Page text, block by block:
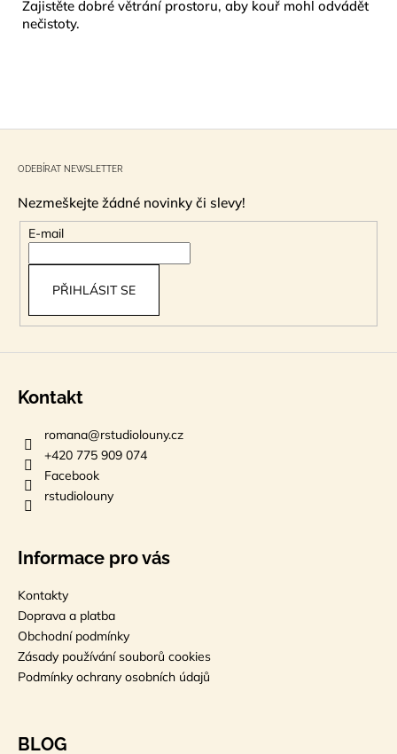
Zajistěte dobré větrání prostoru, aby kouř mohl odvádět
nečistoty.
ODEBÍRAT NEWSLETTER
Nezmeškejte žádné novinky či slevy!
E-mail
PŘIHLÁSIT SE
Kontakt
romana@rstudiolouny.cz
+420 775 909 074
Facebook
rstudiolouny
Informace pro vás
Kontakty
Doprava a platba
Obchodní podmínky
Zásady používání souborů cookies
Podmínky ochrany osobních údajů
BLOG